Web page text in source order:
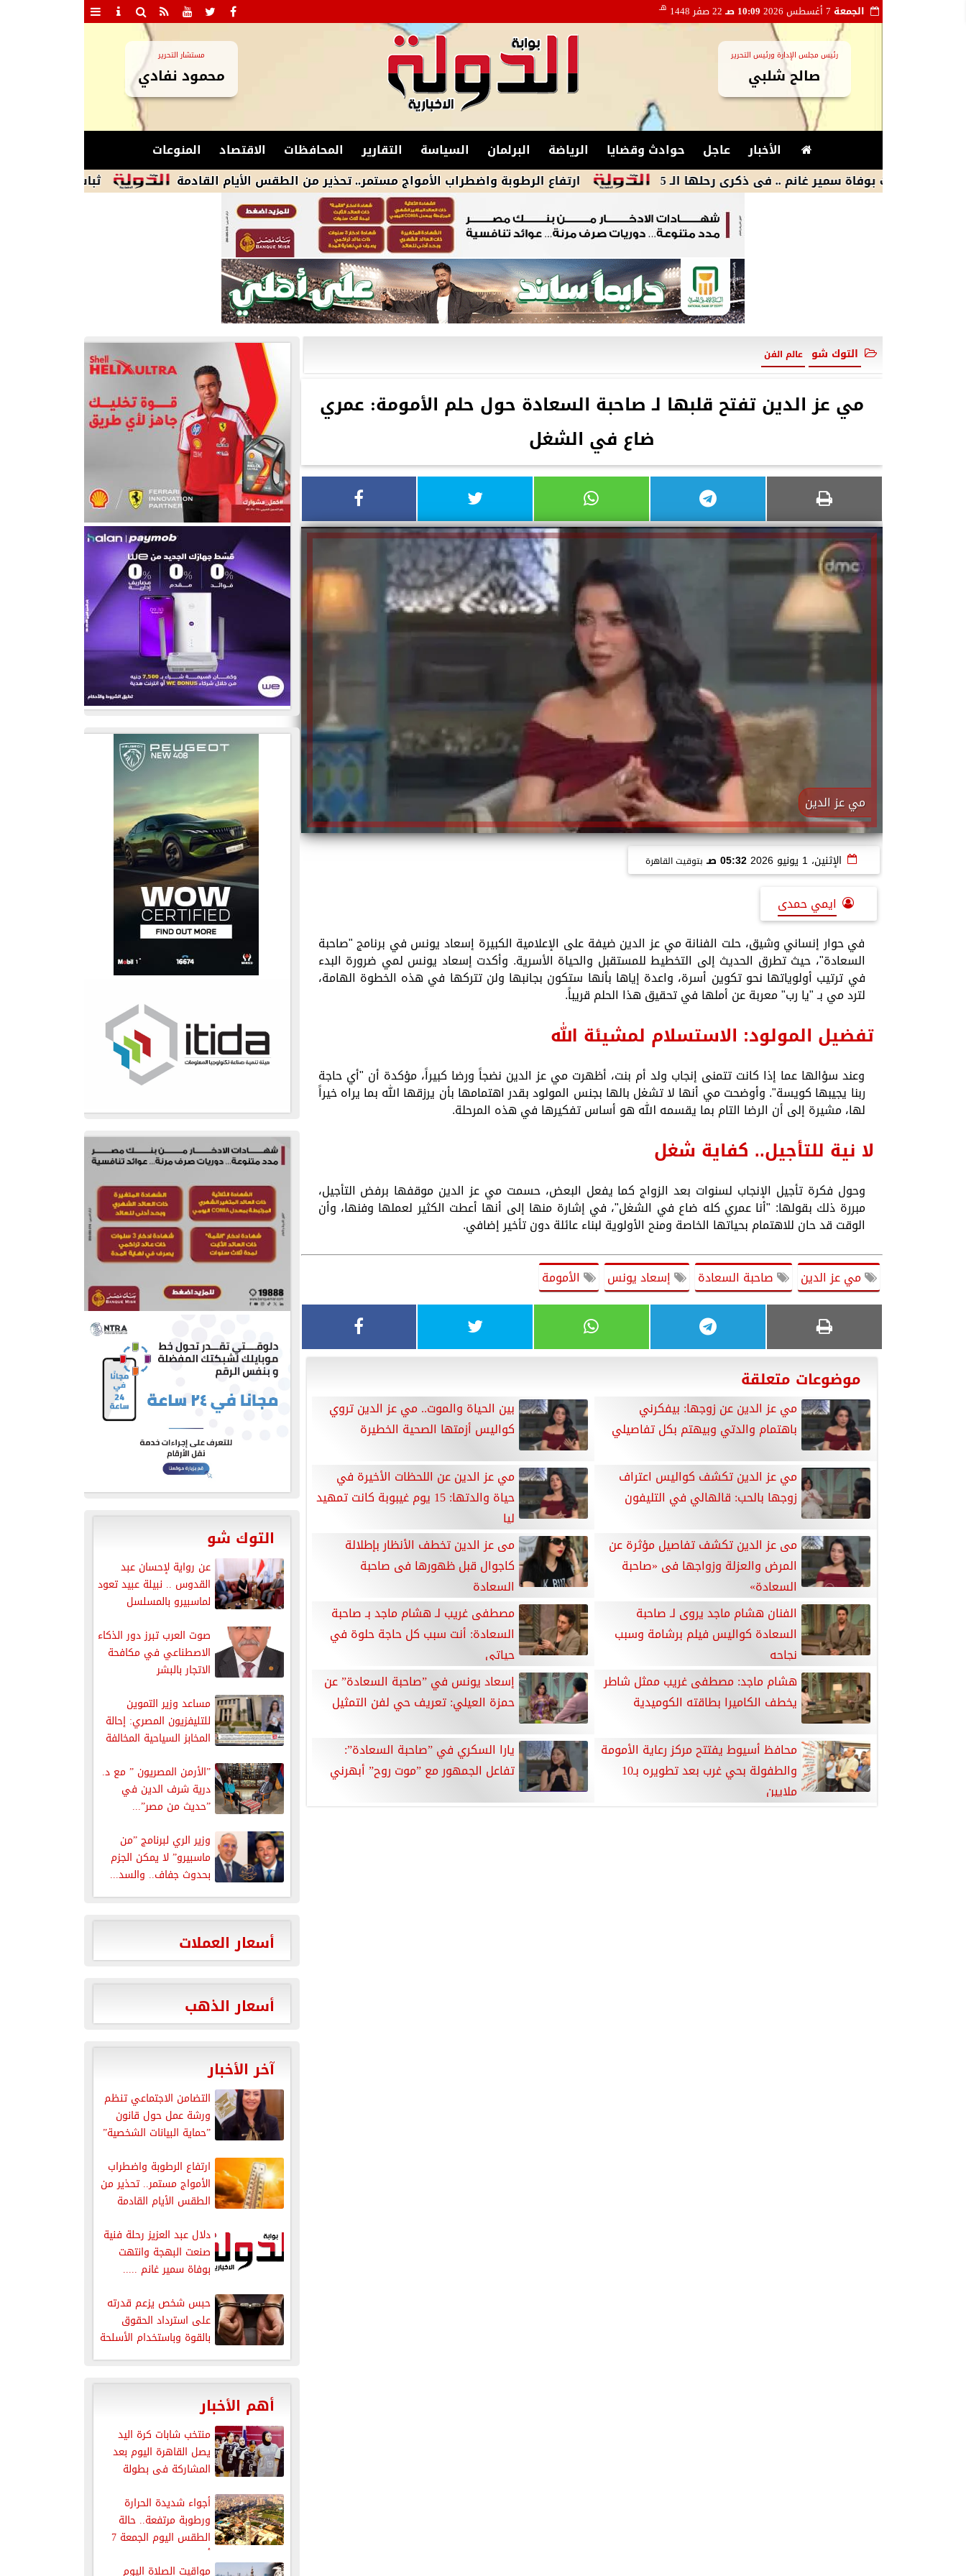
الجمعة 10:09 صـ 22 صفر 1448 هـ
رئيس مجلس الإدارة ورئيس التحرير
صالح شلبي
مستشار التحرير
محمود نفادي
الأخبار عاجل حوادث وقضايا الرياضة البرلمان السياسة التقارير المحافظات الاقتصاد
المنوعات
ثبات سعر الدولار مقابل الجنيه
ارتفاع الرطوبة واضطراب الأمواج مستمر.. تحذير من الطقس الأيام القادمة بوفاة سمير غانم .. فى ذكرى رحلها الـ 5
التوك شو عالم الفن
مي عز الدين تفتح قلبها لـ صاحبة السعادة حول حلم الأمومة: عمري
ضاع في الشغل
مي عز الدين
الإثنين، 1 يونيو 2026 05:32 صـ بتوقيت القاهرة
ايمي حمدى
في حوار إنساني وشيق، حلت الفنانة مي عز الدين ضيفة على الإعلامية الكبيرة إسعاد يونس في برنامج "صاحبة
السعادة"، حيث تطرق الحديث إلى التخطيط للمستقبل والحياة الأسرية. وأكدت إسعاد يونس لمي ضرورة البدء
في ترتيب أولوياتها نحو تكوين أسرة، واعدة إياها بأنها ستكون بجانبها ولن تتركها في هذه الخطوة الهامة،
لترد مي بـ "يا رب" معربة عن أملها في تحقيق هذا الحلم قريباً.
تفضيل المولود: الاستسلام لمشيئة الله
وعند سؤالها عما إذا كانت تتمنى إنجاب ولد أم بنت، أظهرت مي عز الدين نضجاً ورضا كبيراً، مؤكدة أن "أي حاجة
ربنا يجيبها كويسة". وأوضحت مي أنها لا تشغل بالها بجنس المولود بقدر اهتمامها بأن يرزقها الله بما يراه خيراً
لها، مشيرة إلى أن الرضا التام بما يقسمه الله هو أساس تفكيرها في هذه المرحلة.
لا نية للتأجيل.. كفاية شغل
وحول فكرة تأجيل الإنجاب لسنوات بعد الزواج كما يفعل البعض، حسمت مي عز الدين موقفها برفض التأجيل،
مبررة ذلك بقولها: "أنا عمري كله ضاع في الشغل"، في إشارة منها إلى أنها أعطت الكثير لعملها وفنها، وأن
الوقت قد حان للاهتمام بحياتها الخاصة ومنح الأولوية لبناء عائلة دون تأخير إضافي.
مي عز الدين صاحبة السعادة إسعاد يونس الأمومة
موضوعات متعلقة
مي عز الدين عن زوجها: بيفكرني
باهتمام والدتي وبيهتم بكل تفاصيلي
بين الحياة والموت.. مي عز الدين تروي
كواليس أزمتها الصحية الخطيرة
مي عز الدين تكشف كواليس اعتراف
زوجها بالحب: قالهالي في التليفون
مي عز الدين عن اللحظات الأخيرة في
حياة والدتها: 15 يوم غيبوبة كانت تمهيد
ليا
مى عز الدين تكشف تفاصيل مؤثرة عن
المرض والعزلة وزواجها فى «صاحبة
السعادة»
مى عز الدين تخطف الأنظار بإطلالة
كاجوال قبل ظهورها فى صاحبة
السعادة
الفنان هشام ماجد يروى لـ صاحبة
السعادة كواليس فيلم برشامة وسبب
نجاحه
مصطفى غريب لـ هشام ماجد بـ صاحبة
السعادة: أنت سبب كل حاجة حلوة في
حياتي
هشام ماجد: مصطفى غريب ممثل شاطر
يخطف الكاميرا بطاقته الكوميدية
إسعاد يونس في ”صاحبة السعادة” عن
حمزة العيلي: تعريف حي لفن التمثيل
محافظ أسيوط يفتتح مركز رعاية الأمومة
والطفولة بحي غرب بعد تطويره بـ10
ملايين
يارا السكري في ”صاحبة السعادة”:
تفاعل الجمهور مع ”موت روح” أبهرني
التوك شو
عن رواية لإحسان عبد
القدوس .. نبيلة عبيد تعود
لماسبيرو بالمسلسل
صوت العرب تبرز دور الذكاء
الاصطناعي في مكافحة
الاتجار بالبشر
مساعد وزير التموين
للتليفزيون المصري: إحالة
المخابز السياحية المخالفة
”الأرمن المصريون ” مع د.
درية شرف الدين في
”حديث من مصر”...
وزير الري لبرنامج ”من
ماسبيرو” لا يمكن الجزم
بحدوث جفاف.. والسد...
أسعار العملات
أسعار الذهب
آخر الأخبار
التضامن الاجتماعي تنظم
ورشة عمل حول قانون
”حماية البيانات الشخصية”
ارتفاع الرطوبة واضطراب
الأمواج مستمر.. تحذير من
الطقس الأيام القادمة
دلال عبد العزيز رحلة فنية
صنعت البهجة وانتهت
بوفاة سمير غانم .....
حبس شخص يزعم قدرته
على استرداد الحقوق
بالقوة وباستخدام الأسلحة
النارية
أهم الأخبار
منتخب شابات كرة اليد
يصل القاهرة اليوم بعد
المشاركة فى بطولة
أجواء شديدة الحرارة
ورطوبة مرتفعة.. حالة
الطقس اليوم الجمعة 7
أغسطس 2026
مواقيت الصلاة اليوم